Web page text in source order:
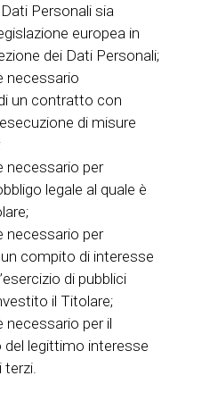
Personali sia
europea in
dei Dati Personali;
necessario
un contratto con
di misure
necessario per
legale al quale è
necessario per
un compito di interesse
di pubblici
il Titolare;
per il
del legittimo interesse